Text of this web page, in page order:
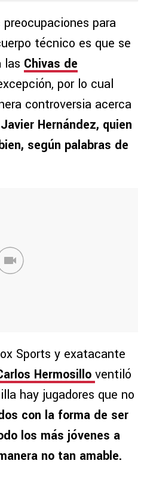
para
técnico es que se
las Chivas de
por lo cual
controversia acerca
Javier Hernández, quien
según palabras de
Sports y exatacante
Hermosillo ventiló
hay jugadores que no
con la forma de ser
los más jóvenes a
no tan amable.